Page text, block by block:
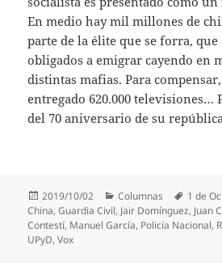
En medio hay mil millones de
parte de la élite que se forra, que
obligados a emigrar cayendo en
distintas mafias. Para
entregado 620.000 televisiones…
del 70 aniversario de su
Publicado
el
2019/10/02 Categorías
Columnas 1 de
China,Guardia Civil, Jair Domínguez, Juan
Contestí, Manuel García, Policía Nacional,
UPyD,Vox